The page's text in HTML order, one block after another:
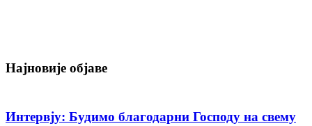
Најновије објаве
Интервју: Будимо благодарни Господу на свему